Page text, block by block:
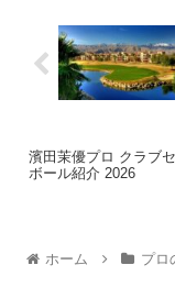
濱田茉優プロ クラブ
ボール紹介 2026
ホーム プロ